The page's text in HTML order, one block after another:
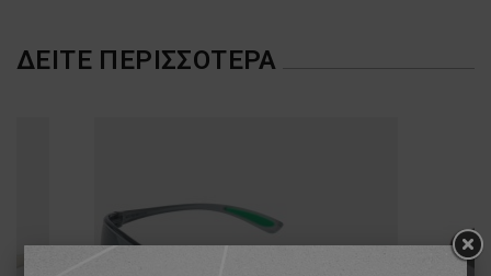
ΔΕΊΤΕ ΠΕΡΙΣΣΌΤΕΡΑ